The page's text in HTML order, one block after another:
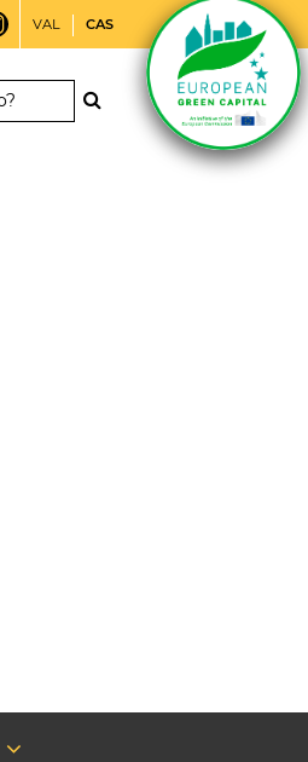
VAL CAS